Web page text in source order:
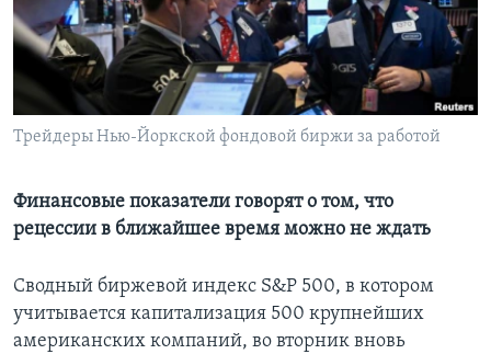
Learning English
СОЦИАЛЬНЫЕ СЕТИ
Языки
Трейдеры Нью-Йоркской фондовой биржи за работой
Финансовые показатели говорят о том, что
рецессии в ближайшее время можно не ждать
Сводный биржевой индекс S&P 500, в котором
учитывается капитализация 500 крупнейших
американских компаний, во вторник вновь